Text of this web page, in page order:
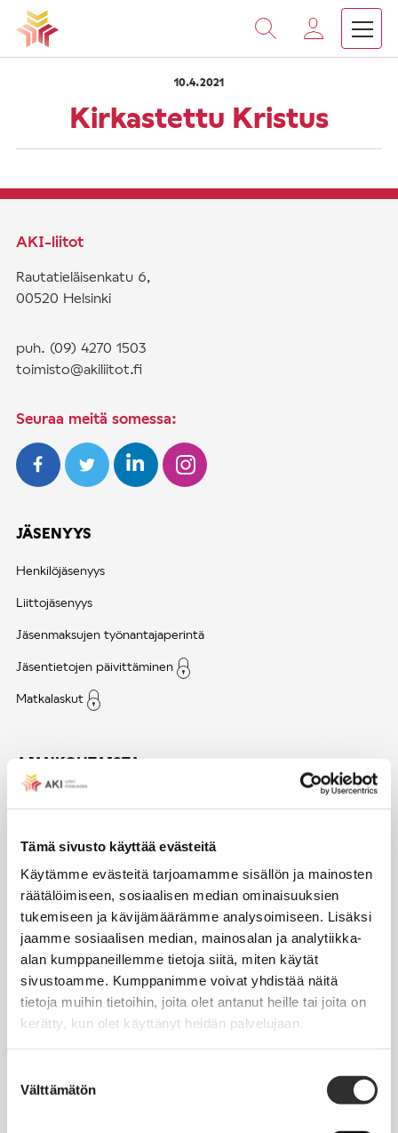
Tämä sivusto käyttää evästeitä
Käytämme evästeitä tarjoamamme sisällön ja mainosten
räätälöimiseen, sosiaalisen median ominaisuuksien
tukemiseen ja kävijämäärämme analysoimiseen. Lisäksi
jaamme sosiaalisen median, mainosalan ja analytiikka-
alan kumppaneillemme tietoja siitä, miten käytät
sivustoamme. Kumppanimme voivat yhdistää näitä
tietoja muihin tietoihin, joita olet antanut heille tai joita on
kerätty, kun olet käyttänyt heidän palvelujaan.
valinta
Välttämätön
Vieritä
sisältöön
Etusivu Kirkastettu Kristus
10.4.2021
Kirkastettu Kristus
AKI-liitot
Rautatieläisenkatu 6,
00520 Helsinki
puh. (09) 4270 1503
toimisto@akiliitot.fi
Seuraa meitä somessa:
JÄSENYYS
Henkilöjäsenyys
Liittojäsenyys
Jäsenmaksujen työnantajaperintä
Jäsentietojen päivittäminen
Matkalaskut
AJANKOHTAISTA
Crux-lehti
JOBI
TYÖELÄMÄOPAS
Työnhaku
KirVESTES 2025-2028, KJTES sekä muut työ- ja